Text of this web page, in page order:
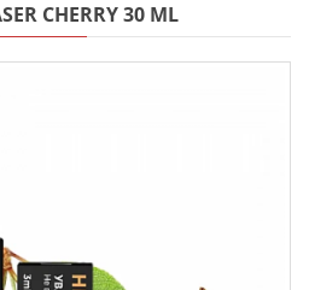
CHERRY 30 ML